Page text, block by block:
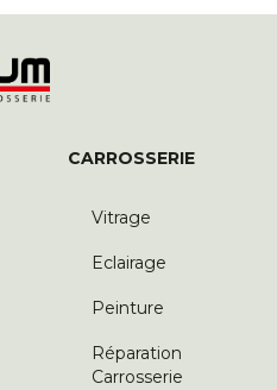
CARROSSERIE
Vitrage
Eclairage
Peinture
Réparation
Carrosserie